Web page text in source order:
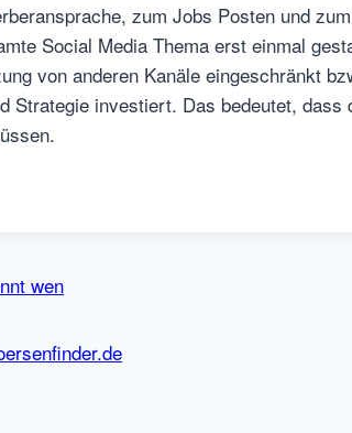
zum Jobs Posten und
Social Media Thema erst einmal
von anderen Kanäle eingeschränkt
investiert. Das bedeutet,
wen